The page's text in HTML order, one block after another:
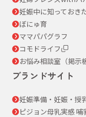
妊娠中に知っておき
ぼにゅ育
ママパパグラフ
コモドライフ
お悩み相談室（掲示板
ブランドサイト
妊娠準備・妊娠・授
ピジョン母乳実感 哺